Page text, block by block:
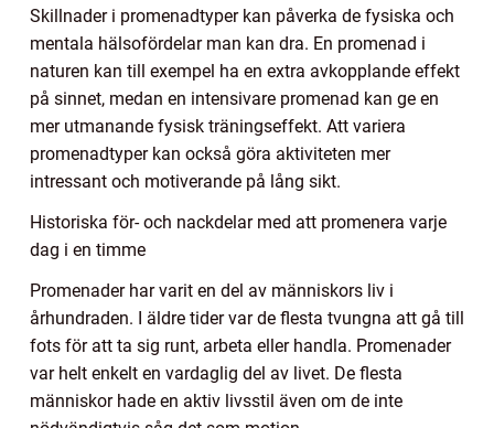
Skillnader i promenadtyper kan påverka de fysiska och
mentala hälsofördelar man kan dra. En promenad i
naturen kan till exempel ha en extra avkopplande effekt
på sinnet, medan en intensivare promenad kan ge en
mer utmanande fysisk träningseffekt. Att variera
promenadtyper kan också göra aktiviteten mer
intressant och motiverande på lång sikt.
Historiska för- och nackdelar med att promenera varje
dag i en timme
Promenader har varit en del av människors liv i
århundraden. I äldre tider var de flesta tvungna att gå till
fots för att ta sig runt, arbeta eller handla. Promenader
var helt enkelt en vardaglig del av livet. De flesta
människor hade en aktiv livsstil även om de inte